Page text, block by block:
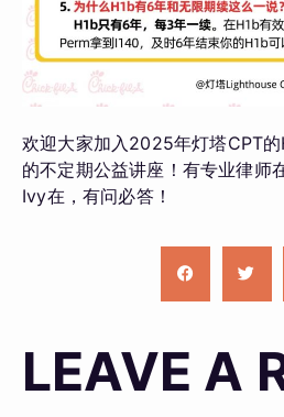
欢迎大家加入2025年灯塔CPT
的不定期公益讲座！有专业律师
Ivy在，有问必答！
LEAVE A